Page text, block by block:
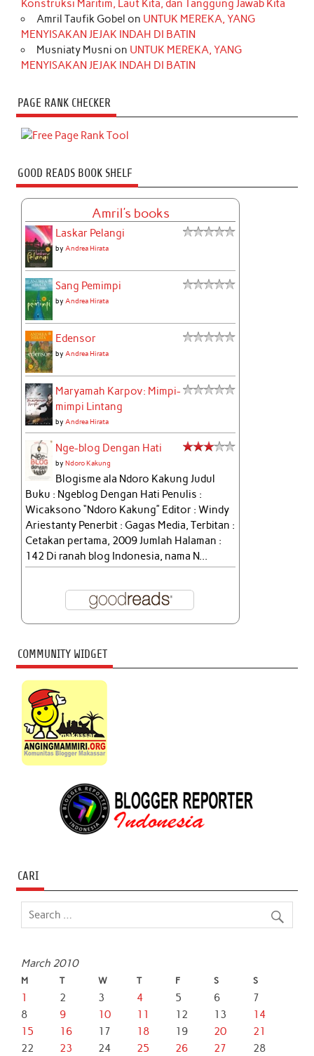
Konstruksi Maritim, Laut Kita, dan Tanggung Jawab Kita
Amril Taufik Gobel on UNTUK MEREKA, YANG
MENYISAKAN JEJAK INDAH DI BATIN
Musniaty Musni on UNTUK MEREKA, YANG
MENYISAKAN JEJAK INDAH DI BATIN
PAGE RANK CHECKER
GOOD READS BOOK SHELF
Amril's books
Laskar Pelangi
byAndrea Hirata
Sang Pemimpi
byAndrea Hirata
Edensor
byAndrea Hirata
Maryamah Karpov: Mimpi-
mimpi Lintang
byAndrea Hirata
Nge-blog Dengan Hati
byNdoro Kakung
Blogisme ala Ndoro Kakung Judul
Buku : Ngeblog Dengan Hati Penulis :
Wicaksono “Ndoro Kakung” Editor : Windy
Ariestanty Penerbit : Gagas Media, Terbitan :
Cetakan pertama, 2009 Jumlah Halaman :
142 Di ranah blog Indonesia, nama N...
COMMUNITY WIDGET
CARI
March 2010
M T W T F S S
1 2 3 4 5 6
7
8
9 10 11 12 13
14
15
16 17 18 19 20
21
22
23 24 25 26 27
28